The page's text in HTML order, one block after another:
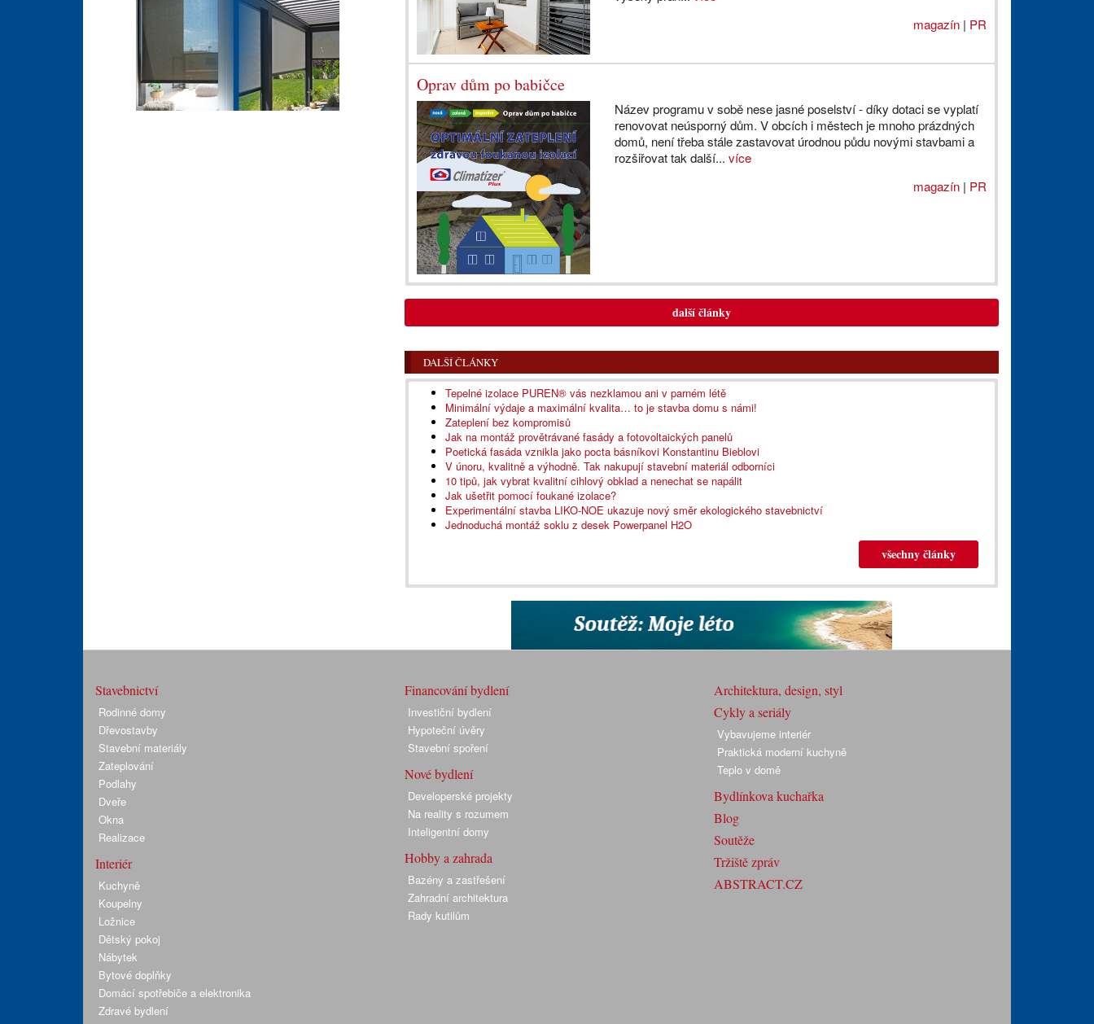
magazín| PR
Oprav dům po babičce
Název programu v sobě nese jasné poselství - díky dotaci se vyplatí
renovovat neúsporný dům. V obcích i městech je mnoho prázdných
domů, není třeba stále zastavovat úrodnou půdu novými stavbami a
rozšiřovat tak další...více
magazín| PR
další články
DALŠÍ ČLÁNKY
Tepelné izolace PUREN® vás nezklamou ani v parném létě
Minimální výdaje a maximální kvalita… to je stavba domu s námi!
Zateplení bez kompromisů
Jak na montáž provětrávané fasády a fotovoltaických panelů
Poetická fasáda vznikla jako pocta básníkovi Konstantinu Bieblovi
V únoru, kvalitně a výhodně. Tak nakupují stavební materiál odborníci
10 tipů, jak vybrat kvalitní cihlový obklad a nenechat se napálit
Jak ušetřit pomocí foukané izolace?
Experimentální stavba LIKO-NOE ukazuje nový směr ekologického stavebnictví
Jednoduchá montáž soklu z desek Powerpanel H2O
všechny články
Stavebnictví
Rodinné domy
Dřevostavby
Stavební materiály
Zateplování
Podlahy
Dveře
Okna
Realizace
Interiér
Kuchyně
Koupelny
Ložnice
Dětský pokoj
Nábytek
Bytové doplňky
Domácí spotřebiče a elektronika
Zdravé bydlení
Financování bydlení
Investiční bydlení
Hypoteční úvěry
Stavební spoření
Nové bydlení
Developerské projekty
Na reality s rozumem
Inteligentní domy
Hobby a zahrada
Bazény a zastřešení
Zahradní architektura
Rady kutilům
Architektura, design, styl
Cykly a seriály
Vybavujeme interiér
Praktická moderní kuchyně
Teplo v domě
Bydlínkova kuchařka
Blog
Soutěže
Tržiště zpráv
ABSTRACT.CZ